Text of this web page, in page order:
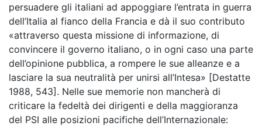
persuadere gli italiani ad appoggiare l’entrata in guerra
dell’Italia al fianco della Francia e dà il suo contributo
«attraverso questa missione di informazione, di
convincere il governo italiano, o in ogni caso una parte
dell’opinione pubblica, a rompere le sue alleanze e a
lasciare la sua neutralità per unirsi all’Intesa» [Destatte
1988, 543]. Nelle sue memorie non mancherà di
criticare la fedeltà dei dirigenti e della maggioranza
del PSI alle posizioni pacifiche dell’Internazionale: